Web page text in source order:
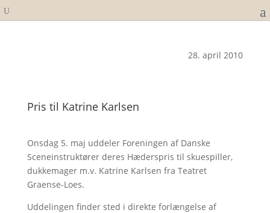
28. april 2010
Pris til Katrine Karlsen
Onsdag 5. maj uddeler Foreningen af Danske
Sceneinstruktører deres Hæderspris til skuespiller,
dukkemager m.v. Katrine Karlsen fra Teatret
Graense-Loes.
Uddelingen finder sted i direkte forlængelse af